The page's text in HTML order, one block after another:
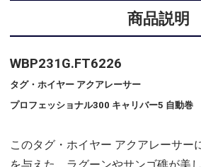
商品説明
WBP231G.FT6226
タグ・ホイヤー アクアレーサー
プロフェッショナル300 キャリバー5 自動巻
このタグ・ホイヤー アクアレーサー